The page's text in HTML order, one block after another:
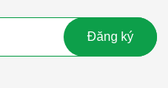
Đăng ký